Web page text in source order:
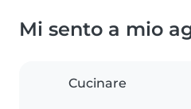
Mi sento a mio
Cucinare